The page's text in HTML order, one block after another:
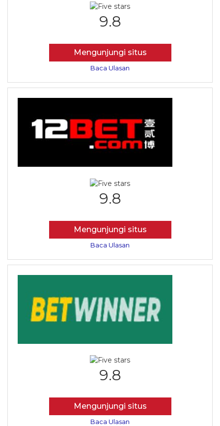
9.8
Mengunjungi situs
Baca Ulasan
9.8
Mengunjungi situs
Baca Ulasan
9.8
Mengunjungi situs
Baca Ulasan